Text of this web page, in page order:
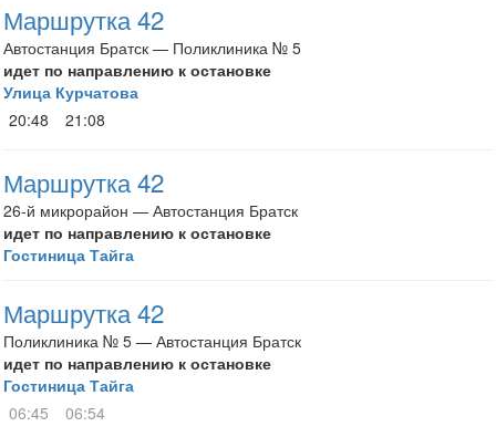
Маршрутка 42
Автостанция Братск — Поликлиника № 5
идет по направлению к остановке
Улица Курчатова
20:48
21:08
Маршрутка 42
26-й микрорайон — Автостанция Братск
идет по направлению к остановке
Гостиница Тайга
Маршрутка 42
Поликлиника № 5 — Автостанция Братск
идет по направлению к остановке
Гостиница Тайга
06:45
06:54